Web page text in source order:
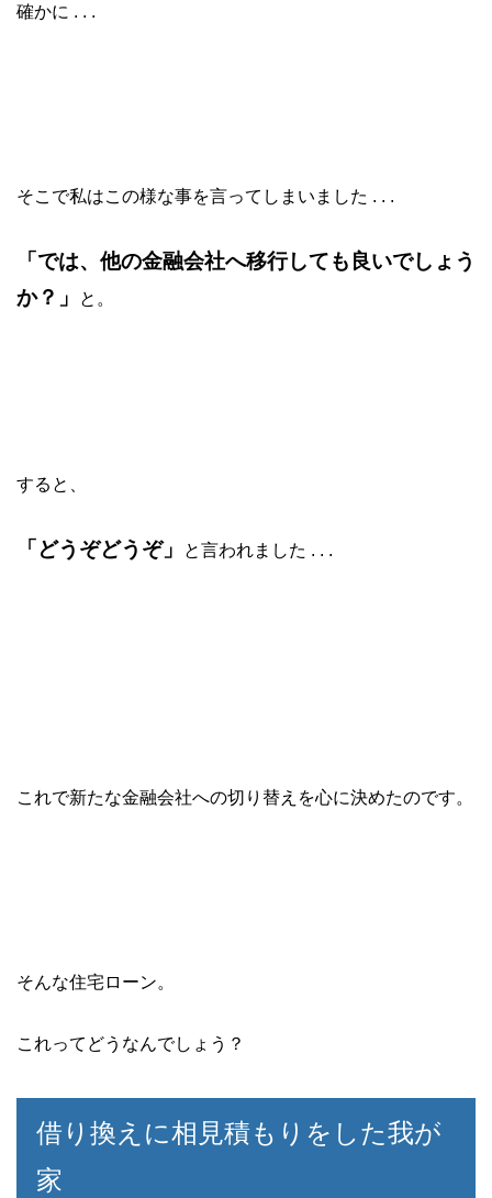
確かに . . .
そこで私はこの様な事を言ってしまいました . . .
「では、他の金融会社へ移行しても良いでしょう
か？」
と。
すると、
「どうぞどうぞ」 と言われました . . .
これで新たな金融会社への切り替えを心に決めたのです。
そんな住宅ローン。
これってどうなんでしょう？
借り換えに相見積もりをした我が
家